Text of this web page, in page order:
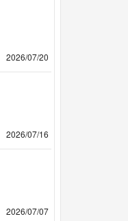
2026/07/20
2026/07/16
2026/07/07